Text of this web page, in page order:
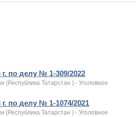
по делу № 1-309/2022
(Республика Татарстан ) - Уголовное
по делу № 1-1074/2021
(Республика Татарстан ) - Уголовное